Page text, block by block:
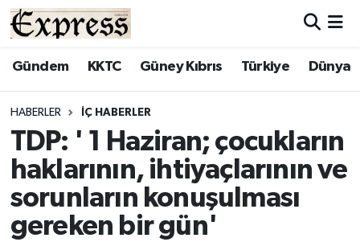
Gündem KKTC Güney Kıbrıs Türkiye Dünya
HABERLER İÇ HABERLER
TDP: ' 1 Haziran; çocukların
haklarının, ihtiyaçlarının ve
sorunların konuşulması
gereken bir gün'
ALAYKÖY
BİLİM
ÇATALKÖY
DÜNYA
Hava Durumu
Süper Lig Puan Durumu ve Fikstür
Tüm Manşetler
Son Dakika Haberleri